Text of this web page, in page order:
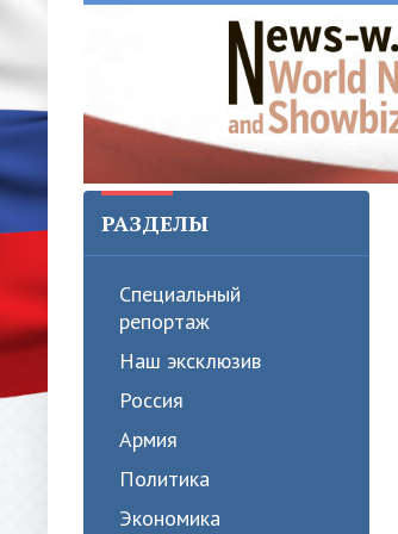
РАЗДЕЛЫ
Специальный
репортаж
Наш эксклюзив
Россия
Армия
Политика
Экономика